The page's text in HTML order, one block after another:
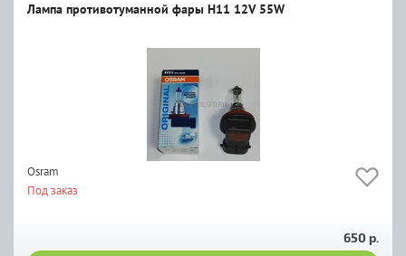
Лампа противотуманной фары H11 12V 55W
Osram
Под заказ
650 р.